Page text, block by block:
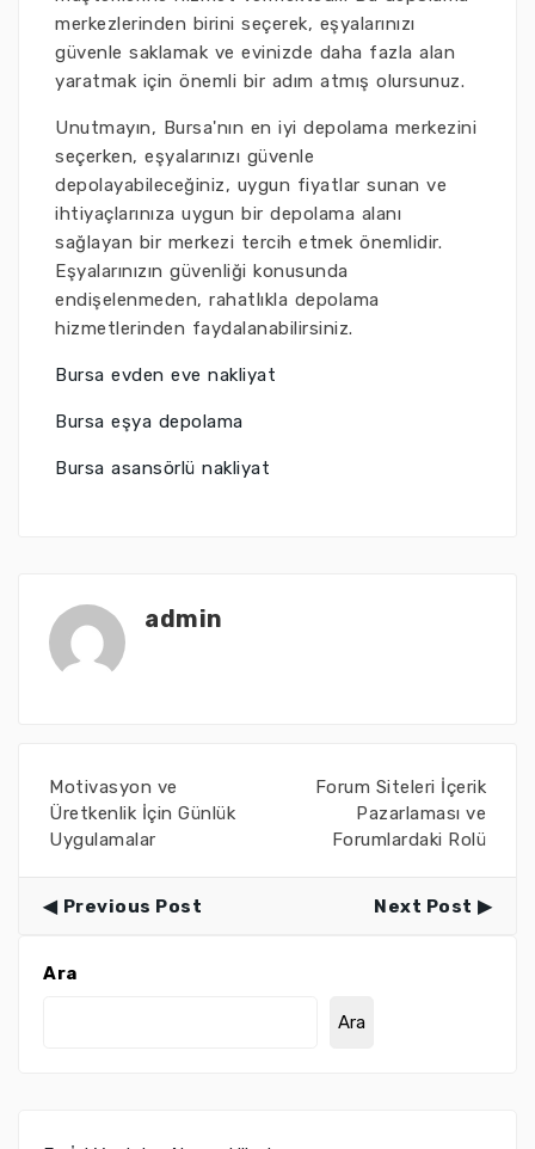
merkezlerinden birini seçerek, eşyalarınızı
güvenle saklamak ve evinizde daha fazla alan
yaratmak için önemli bir adım atmış olursunuz.
Unutmayın, Bursa'nın en iyi depolama merkezini
seçerken, eşyalarınızı güvenle
depolayabileceğiniz, uygun fiyatlar sunan ve
ihtiyaçlarınıza uygun bir depolama alanı
sağlayan bir merkezi tercih etmek önemlidir.
Eşyalarınızın güvenliği konusunda
endişelenmeden, rahatlıkla depolama
hizmetlerinden faydalanabilirsiniz.
Bursa evden eve nakliyat
Bursa eşya depolama
Bursa asansörlü nakliyat
admin
Motivasyon ve
Üretkenlik İçin Günlük
Uygulamalar
Forum Siteleri İçerik
Pazarlaması ve
Forumlardaki Rolü
Previous Post Next Post
Ara
Ara